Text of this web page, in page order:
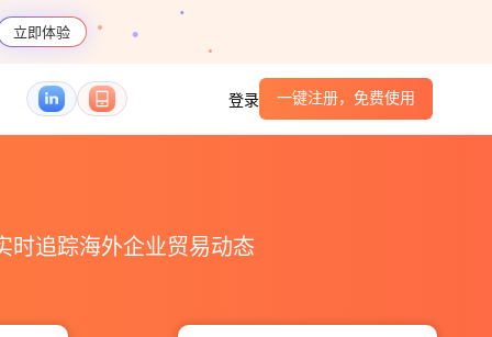
立即体验
登录 一键注册，免费使用
时追踪海外企业贸易动态